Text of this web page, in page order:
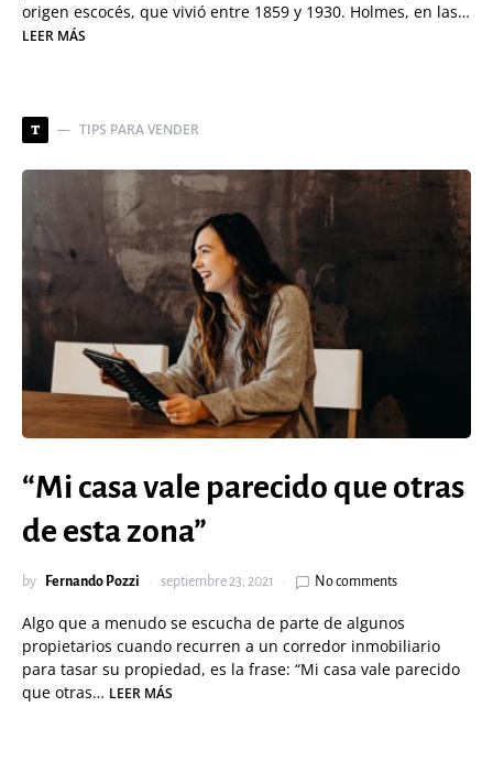
origen escocés, que vivió entre 1859 y 1930. Holmes, en las…
LEER MÁS
T TIPS PARA VENDER
“Mi casa vale parecido que otras
de esta zona”
by Fernando Pozzi septiembre 23, 2021 No comments
Algo que a menudo se escucha de parte de algunos
propietarios cuando recurren a un corredor inmobiliario
para tasar su propiedad, es la frase: “Mi casa vale parecido
que otras… LEER MÁS